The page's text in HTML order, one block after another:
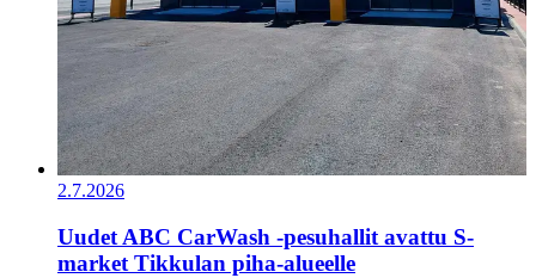
2.7.2026
Uudet ABC CarWash -pesuhallit avattu S-
market Tikkulan piha-alueelle